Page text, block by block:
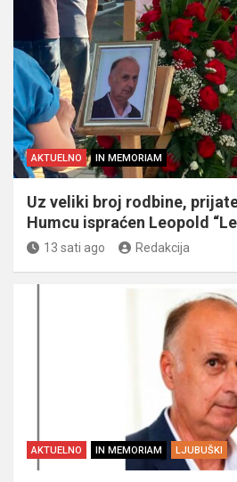
AKTUELNO IN MEMORIAM
Uz veliki broj rodbine,
Humcu ispraćen Leopold
13 sati ago Redakcija
AKTUELNO IN MEMORIAM LJUBUŠKI